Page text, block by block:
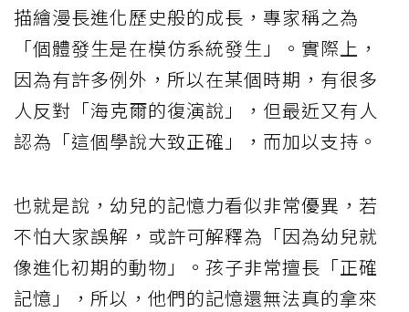
描繪漫長進化歷史般的成長，專家稱之為
「個體發生是在模仿系統發生」。實際上，
因為有許多例外，所以在某個時期，有很多
人反對「海克爾的復演說」，但最近又有人
認為「這個學說大致正確」，而加以支持。
也就是說，幼兒的記憶力看似非常優異，若
不怕大家誤解，或許可解釋為「因為幼兒就
像進化初期的動物」。孩子非常擅長「正確
記憶」，所以，他們的記憶還無法真的拿來